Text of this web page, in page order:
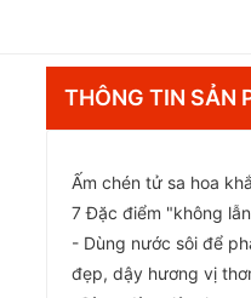
THÔNG TIN SẢN
Ấm chén tử sa hoa
7 Đặc điểm "không
- Dùng nước sôi để
đẹp, dậy hương vị